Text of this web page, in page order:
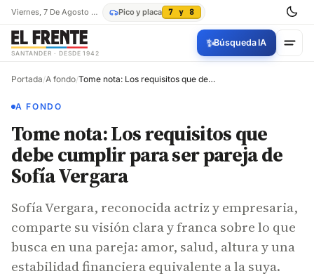
Viernes, 7 De Agosto De 2026 Pico y placa 7 y 8
SANTANDER · DESDE 1942
✨Búsqueda IA
Portada/A fondo/ Tome nota: Los requisitos que debe cumplir para ser pareja de Sofía Vergara
A FONDO
Tome nota: Los requisitos que
debe cumplir para ser pareja de
Sofía Vergara
Sofía Vergara, reconocida actriz y empresaria,
comparte su visión clara y franca sobre lo que
busca en una pareja: amor, salud, altura y una
estabilidad financiera equivalente a la suya.